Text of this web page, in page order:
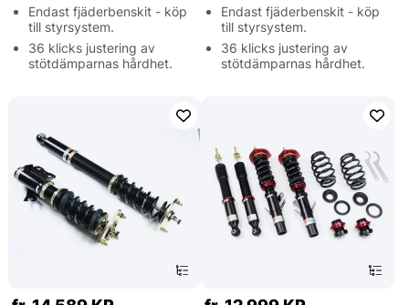
Endast fjäderbenskit - köp
till styrsystem.
36 klicks justering av
stötdämparnas hårdhet.
Endast fjäderbenskit - köp
till styrsystem.
36 klicks justering av
stötdämparnas hårdhet.